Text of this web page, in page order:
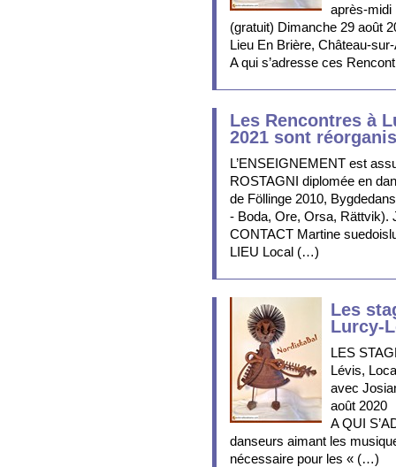
après-midi
(gratuit) Dimanche 29 août
Lieu En Brière, Château-
A qui s’adresse ces
Les Rencontres à
2021 sont
L’ENSEIGNEMENT est
ROSTAGNI diplomée en
de Föllinge 2010,
- Boda, Ore, Orsa, Rättvik).
CONTACT Martine
LIEU Local (…)
Les
Lurcy-
LES
Lévis,
avec
août 2020
A QUI
danseurs aimant les
nécessaire pour les « (…)